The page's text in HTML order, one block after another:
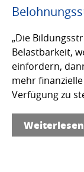
„Die
Belastbarkeit,
einfordern,
mehr
Verfügung zu
Weiterlesen